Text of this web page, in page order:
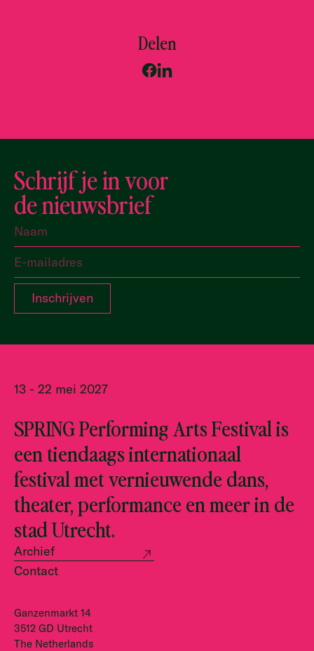
Delen
Schrijf je in voor
de nieuwsbrief
13 - 22 mei 2027
SPRING Performing Arts Festival is
een tiendaags internationaal
festival met vernieuwende dans,
theater, performance en meer in de
stad Utrecht.
Archief
Contact
Ganzenmarkt 14
3512 GD Utrecht
The Netherlands